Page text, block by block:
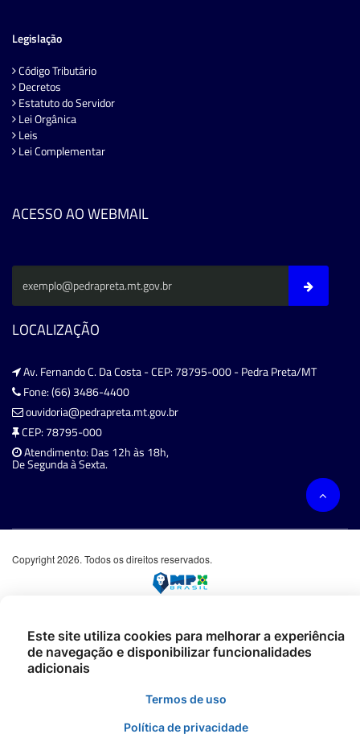
Legislação
Código Tributário
Decretos
Estatuto do Servidor
Lei Orgânica
Leis
Lei Complementar
ACESSO AO WEBMAIL
LOCALIZAÇÃO
Av. Fernando C. Da Costa - CEP: 78795-000 - Pedra Preta/MT
Fone: (66) 3486-4400
ouvidoria@pedrapreta.mt.gov.br
CEP: 78795-000
Atendimento: Das 12h às 18h,
De Segunda à Sexta.
Copyright 2026. Todos os direitos reservados.
Este site utiliza cookies para melhorar a experiência
de navegação e disponibilizar funcionalidades
adicionais
Termos de uso
Política de privacidade